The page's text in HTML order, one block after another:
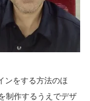
ンをする方法のほ
制作するうえでデザ